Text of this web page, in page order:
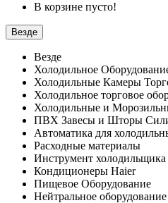
В корзине пусто!
Везде
Везде
Холодильное
Холодильные Камеры
Холодильное торговое
Холодильные и
ПВХ Завесы и Шторы
Автоматика для
Расходные материалы
Инструмент холодильщика
Кондиционеры Haier
Пищевое Оборудование
Нейтральное оборудование